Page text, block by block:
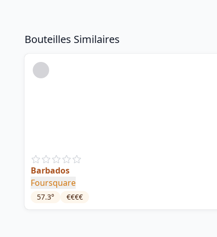
Bouteilles Similaires
Barbados
Foursquare
57.3° €€€€